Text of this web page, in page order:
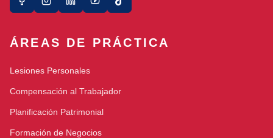
ÁREAS DE PRÁCTICA
Lesiones Personales
Compensación al Trabajador
Planificación Patrimonial
Formación de Negocios